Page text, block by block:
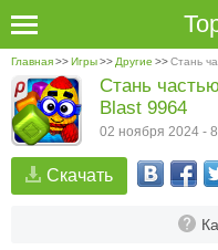
Главная>>Игры>> Другие >>Стань
Скачать
Стань
Blast 9964
02 ноября 2024 -